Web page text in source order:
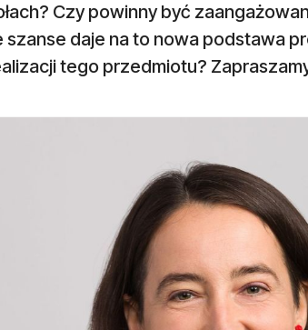
Czy powinny być
szanse daje na to nowa podstawa
tego przedmiotu?